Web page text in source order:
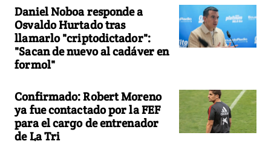
Daniel Noboa responde a
Osvaldo Hurtado tras
llamarlo "criptodictador":
"Sacan de nuevo al cadáver en
formol"
Confirmado: Robert Moreno
ya fue contactado por la FEF
para el cargo de entrenador
de La Tri